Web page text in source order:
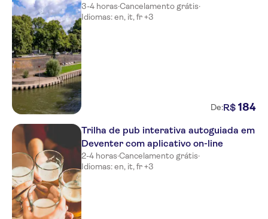
3-4 horas·Cancelamento grátis·
Idiomas: en, it, fr +3
De:R$ 184
Trilha de pub interativa autoguiada em
Deventer com aplicativo on-line
2-4 horas·Cancelamento grátis·
Idiomas: en, it, fr +3